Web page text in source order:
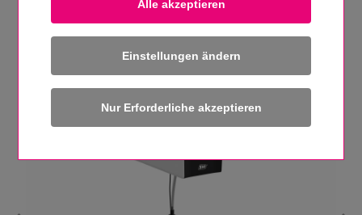
Einstellungen ändern